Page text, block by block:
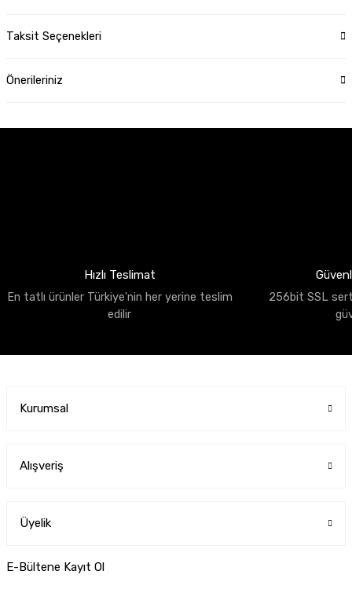
Taksit Seçenekleri
Önerileriniz
Hızlı Teslimat
En tatlı ürünler Türkiye'nin her yerine teslim
edilir
256bit SSL
Kurumsal
Alışveriş
Üyelik
E-Bültene Kayıt Ol